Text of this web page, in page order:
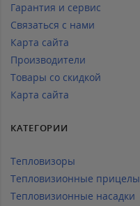
Гарантия и сервис
Связаться с нами
Карта сайта
Производители
Товары со скидкой
Карта сайта
КАТЕГОРИИ
Тепловизоры
Тепловизионные прицелы
Тепловизионные насадки